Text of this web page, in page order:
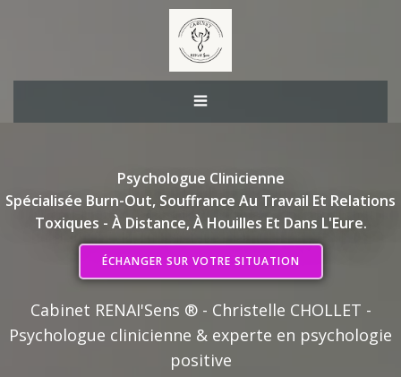
Aller
au
contenu
Psychologue Clinicienne
Spécialisée Burn-Out, Souffrance Au Travail Et Relations
Toxiques - À Distance, À Houilles Et Dans L'Eure.
ÉCHANGER SUR VOTRE SITUATION
Cabinet RENAI'Sens ® - Christelle CHOLLET -
Psychologue clinicienne & experte en psychologie
positive